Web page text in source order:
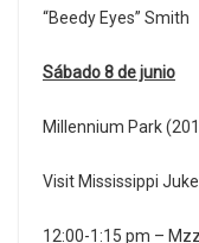
“Beedy Eyes” Smith
Sábado 8 de junio
Millennium Park
Visit Mississippi
12:00-1:15 pm –